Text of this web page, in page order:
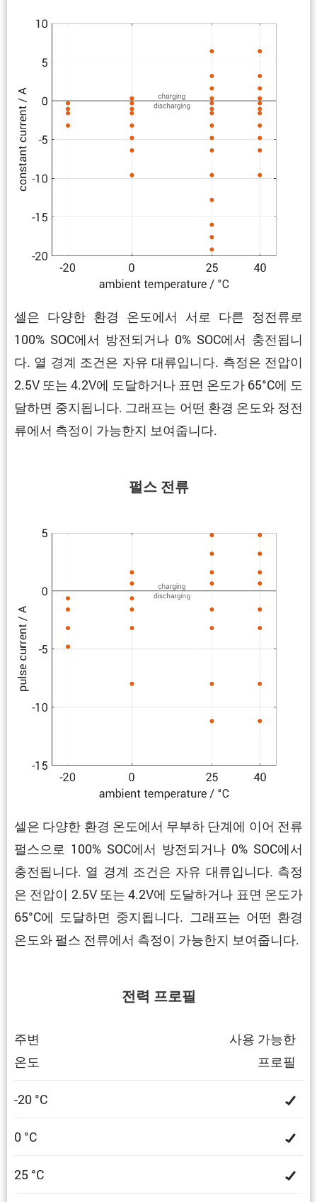
셀은 다양한 환경 온도에서 서로 다른 정전류로
100% SOC에서 방전되거나 0% SOC에서 충전됩니
다. 열 경계 조건은 자유 대류입니다. 측정은 전압이
2.5V 또는 4.2V에 도달하거나 표면 온도가 65°C에 도
달하면 중지됩니다. 그래프는 어떤 환경 온도와 정전
류에서 측정이 가능한지 보여줍니다.
펄스 전류
셀은 다양한 환경 온도에서 무부하 단계에 이어 전류
펄스으로 100% SOC에서 방전되거나 0% SOC에서
충전됩니다. 열 경계 조건은 자유 대류입니다. 측정
은 전압이 2.5V 또는 4.2V에 도달하거나 표면 온도가
65°C에 도달하면 중지됩니다. 그래프는 어떤 환경
온도와 펄스 전류에서 측정이 가능한지 보여줍니다.
전력 프로필
주변
온도
사용 가능한
프로필
-20 °C
0 °C
25 °C